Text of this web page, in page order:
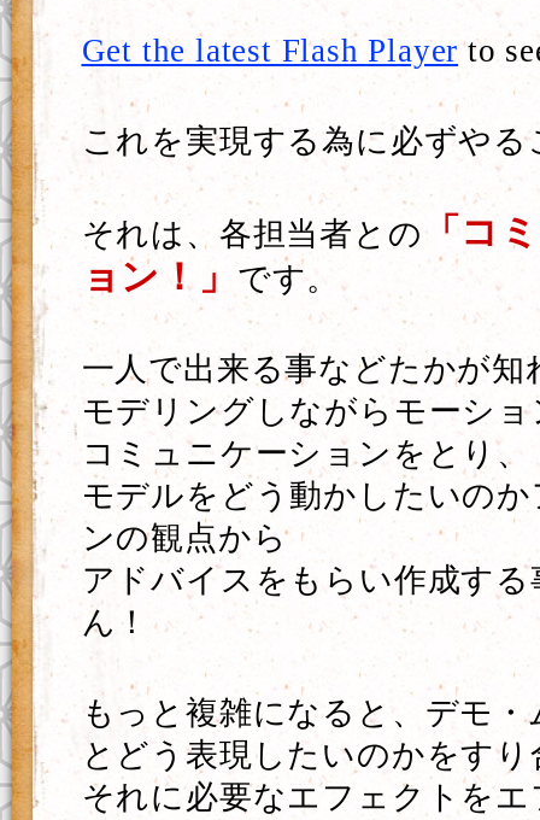
Get the latest Flash Playerto
これを実現する為に必ずやる
それは、各担当者との「コ
ョン！」
です。
一人で出来る事などたかが知
モデリングしながらモーシ
コミュニケーションをとり、
モデルをどう動かしたいの
ンの観点から
アドバイスをもらい作成す
ん！
もっと複雑になると、デモ・
とどう表現したいのかをすり
それに必要なエフェクトを